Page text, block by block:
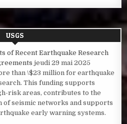
USGS
of Recent Earthquake Research
jeudi 29 mai 2025
than \$23 million for earthquake
This funding supports
risk areas, contributes to the
of seismic networks and supports
early warning systems.